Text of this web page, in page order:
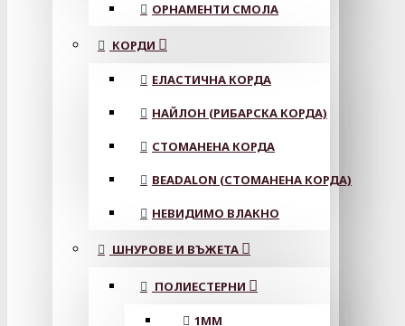
ОРНАМЕНТИ СМОЛА
КОРДИ
ЕЛАСТИЧНА КОРДА
НАЙЛОН (РИБАРСКА КОРДА)
СТОМАНЕНА КОРДА
BEADALON (СТОМАНЕНА КОРДА)
НЕВИДИМО ВЛАКНО
ШНУРОВЕ И ВЪЖЕТА
ПОЛИЕСТЕРНИ
1ММ